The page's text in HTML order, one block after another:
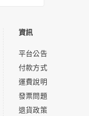
資訊
平台公告
付款方式
運費說明
發票問題
退貨政策